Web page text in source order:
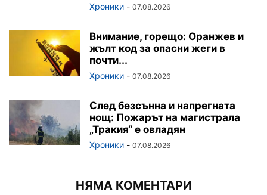
Хроники - 07.08.2026
Внимание, горещо: Оранжев и
жълт код за опасни жеги в
почти...
Хроники - 07.08.2026
След безсънна и напрегната
нощ: Пожарът на магистрала
„Тракия“ е овладян
Хроники - 07.08.2026
НЯМА КОМЕНТАРИ